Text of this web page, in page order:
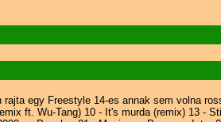
egy Freestyle 14-es annak sem volna
ft. Wu-Tang) 10 - It's murda (remix) 13 -